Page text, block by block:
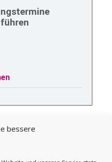
bessere
dem Laufenden